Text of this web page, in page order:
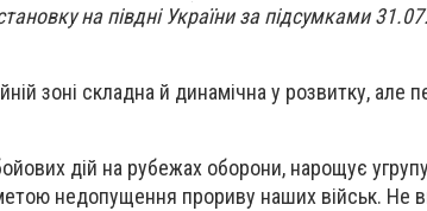
на півдні України за підсумками
зоні складна й динамічна у розвитку, але
дій на рубежах оборони, нарощує
недопущення прориву наших військ. Не